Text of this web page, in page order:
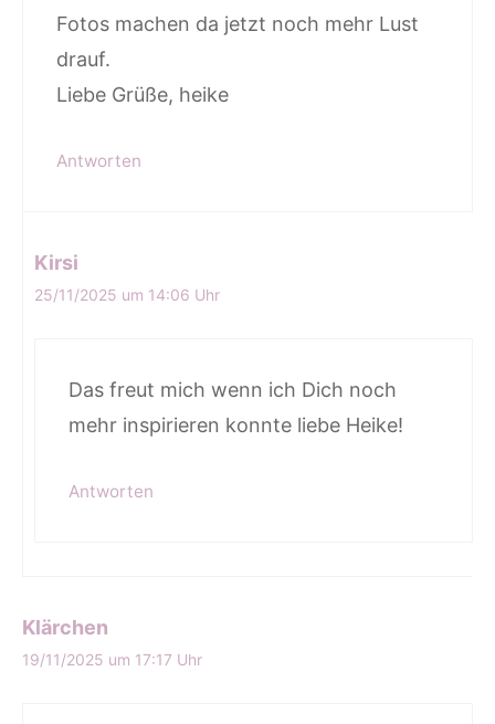
Fotos machen da jetzt noch mehr Lust
drauf.
Liebe Grüße, heike
Antworten
Kirsi
25/11/2025 um 14:06 Uhr
Das freut mich wenn ich Dich noch
mehr inspirieren konnte liebe Heike!
Antworten
Klärchen
19/11/2025 um 17:17 Uhr